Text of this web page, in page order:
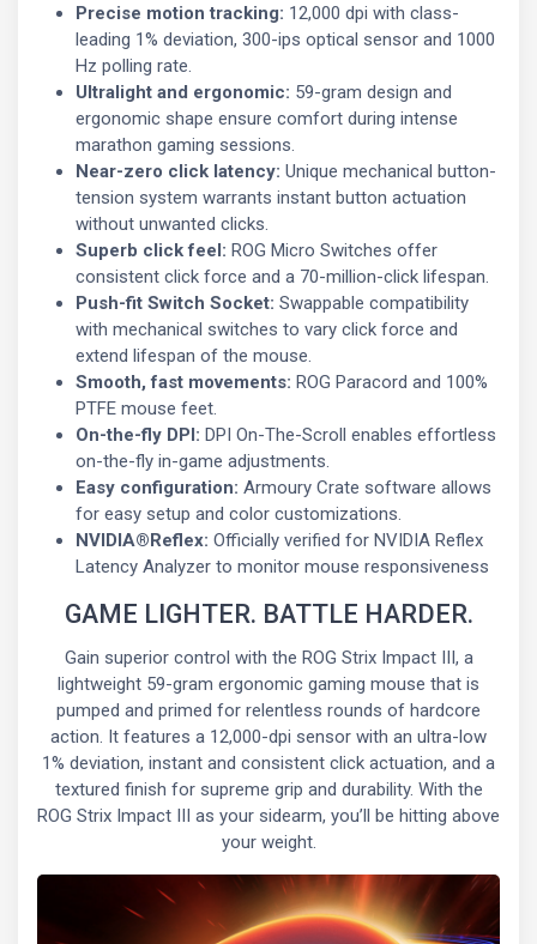
Precise motion tracking: 12,000 dpi with class-
leading 1% deviation, 300-ips optical sensor and 1000
Hz polling rate.
Ultralight and ergonomic: 59-gram design and
ergonomic shape ensure comfort during intense
marathon gaming sessions.
Near-zero click latency: Unique mechanical button-
tension system warrants instant button actuation
without unwanted clicks.
Superb click feel: ROG Micro Switches offer
consistent click force and a 70-million-click lifespan.
Push-fit Switch Socket: Swappable compatibility
with mechanical switches to vary click force and
extend lifespan of the mouse.
Smooth, fast movements: ROG Paracord and 100%
PTFE mouse feet.
On-the-fly DPI: DPI On-The-Scroll enables effortless
on-the-fly in-game adjustments.
Easy configuration: Armoury Crate software allows
for easy setup and color customizations.
NVIDIA®Reflex: Officially verified for NVIDIA Reflex
Latency Analyzer to monitor mouse responsiveness
GAME LIGHTER. BATTLE HARDER.
Gain superior control with the ROG Strix Impact III, a
lightweight 59-gram ergonomic gaming mouse that is
pumped and primed for relentless rounds of hardcore
action. It features a 12,000-dpi sensor with an ultra-low
1% deviation, instant and consistent click actuation, and a
textured finish for supreme grip and durability. With the
ROG Strix Impact III as your sidearm, you’ll be hitting above
your weight.